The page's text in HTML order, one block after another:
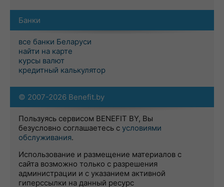
Банки
все банки Беларуси
найти на карте
курсы валют
кредитный калькулятор
© 2007-2026 Benefit.by
Пользуясь сервисом BENEFIT BY, Вы
безусловно соглашаетесь с условиями
обслуживания.
Использование и размещение материалов с
сайта возможно только с разрешения
администрации и с указанием активной
гиперссылки на данный ресурс